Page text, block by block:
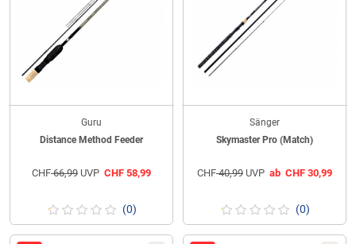
Guru
Distance Method Feeder
CHF66,99 UVP CHF 58,99
(0)
Sänger
Skymaster Pro (Match)
CHF40,99 UVP ab CHF 30,99
(0)